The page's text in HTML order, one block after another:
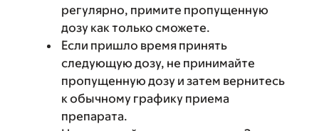
регулярно, примите пропущенную
дозу как только сможете.
Если пришло время принять
следующую дозу, не принимайте
пропущенную дозу и затем вернитесь
к обычному графику приема
препарата.